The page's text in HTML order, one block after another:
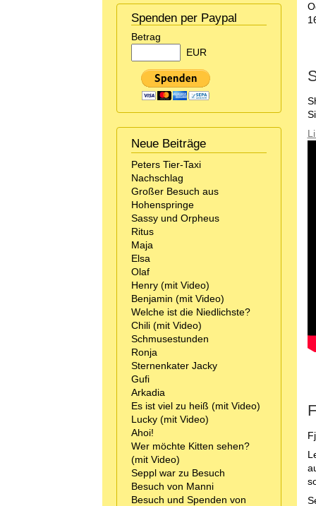
Spenden per Paypal
Betrag
EUR
Neue Beiträge
Peters Tier-Taxi
Nachschlag
Großer Besuch aus
Hohenspringe
Sassy und Orpheus
Ritus
Maja
Elsa
Olaf
Henry (mit Video)
Benjamin (mit Video)
Welche ist die Niedlichste?
Chili (mit Video)
Schmusestunden
Ronja
Sternenkater Jacky
Gufi
Arkadia
Es ist viel zu heiß (mit Video)
Lucky (mit Video)
Ahoi!
Wer möchte Kitten sehen?
(mit Video)
Seppl war zu Besuch
Besuch von Manni
Besuch und Spenden von